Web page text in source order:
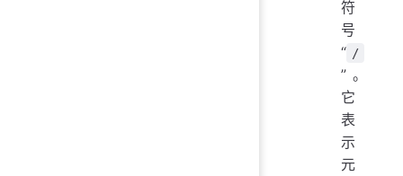
符
号
“ /
”。
它
表
示
元